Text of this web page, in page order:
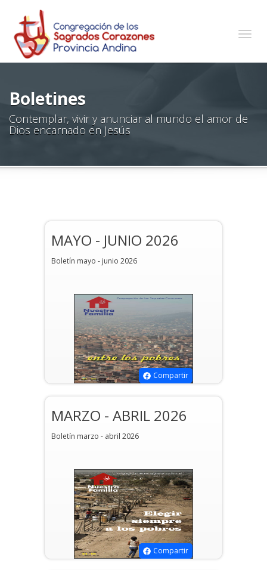
Boletines
Contemplar, vivir y anunciar al mundo el amor de
Dios encarnado en Jesús
MAYO - JUNIO 2026
Boletín mayo - junio 2026
Compartir
MARZO - ABRIL 2026
Boletín marzo - abril 2026
Compartir